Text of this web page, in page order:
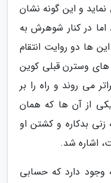
و این گونه نشان
در کنار شوهرش به
ها دو روایت انتقام
های وسترن قبلی کوین
می روند و راه را بر
یکی از آن ها که همان
بدکاره و کشتن او
اشاره شد.
وجود دارد که حسابی